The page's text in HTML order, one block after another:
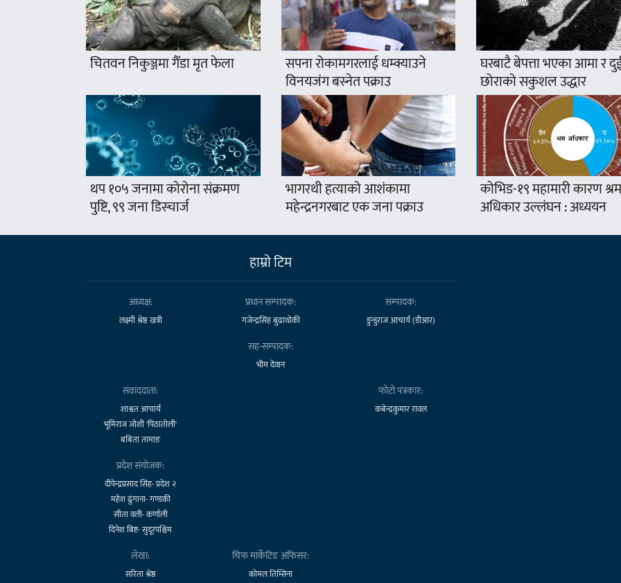
चितवन निकुञ्जमा गैँडा मृत फेला सपना रोकामगरलाई धम्क्याउने
विनयजंग बस्नेत पक्राउ
घरबाटै बेपत्ता भएका आमा र
छोराको सकुशल उद्धार
थप १०५ जनामा कोरोना संक्रमण
पुष्टि, ९९ जना डिस्चार्ज
भागरथी हत्याको आशंकामा
महेन्द्रनगरबाट एक जना पक्राउ
कोभिड-१९ महामारी कारण श्रम
अधिकार उल्लंघन : अध्ययन
हाम्राे टिम
अध्यक्ष:
लक्ष्मी श्रेष्ठ खत्री
प्रधान सम्पादक:
गजेन्द्रसिंह बुढाथोकी
सम्पादक:
डुन्डुराज आचार्य (डीआर)
सह-सम्पादक:
भीम देवान
संवाददाता:
शाश्वत आचार्य
भूमिराज जोशी 'पिठातोली'
बबिता तामाङ
फोटो पत्रकार:
कबेन्द्रकुमार रावल
प्रदेश संयोजक:
दीपेन्द्रप्रसाद सिंह- प्रदेश २
महेश ढुंगाना- गण्डकी
सीता वली- कर्णाली
दिनेश बिष्ट- सुदूरपश्चिम
लेखा:
सरिता श्रेष्ठ
चिफ मार्केटिङ अफिसर:
कोमल तिम्सिना